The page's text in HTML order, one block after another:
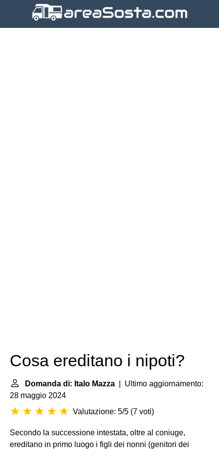
Cosa ereditano i nipoti?
Domanda di: Italo Mazza | Ultimo aggiornamento:
28 maggio 2024
Valutazione: 5/5 (7 voti)
Secondo la successione intestata, oltre al coniuge,
ereditano in primo luogo i figli dei nonni (genitori dei